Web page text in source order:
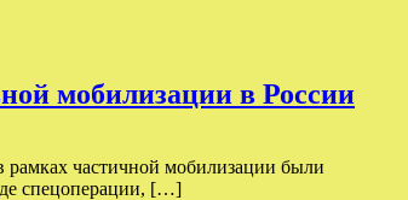
мобилизации в России
рамках частичной мобилизации были
спецоперации, […]